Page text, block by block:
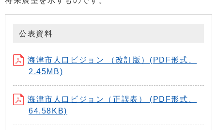
公表資料
海津市人口ビジョン （改訂版）(PDF形式、
2.45MB)
海津市人口ビジョン（正誤表） (PDF形式、
64.58KB)